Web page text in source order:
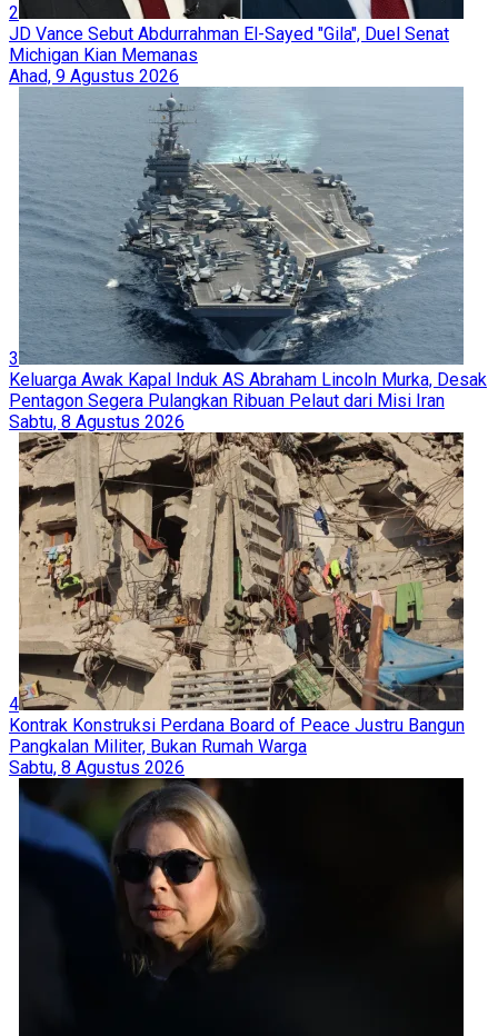
2
JD Vance Sebut Abdurrahman El-Sayed "Gila", Duel Senat
Michigan Kian Memanas
Ahad, 9 Agustus 2026
3
Keluarga Awak Kapal Induk AS Abraham Lincoln Murka, Desak
Pentagon Segera Pulangkan Ribuan Pelaut dari Misi Iran
Sabtu, 8 Agustus 2026
4
Kontrak Konstruksi Perdana Board of Peace Justru Bangun
Pangkalan Militer, Bukan Rumah Warga
Sabtu, 8 Agustus 2026